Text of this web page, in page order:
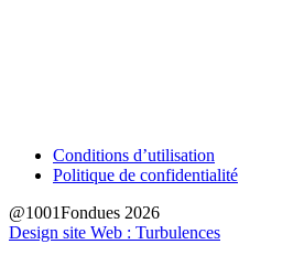
Conditions d’utilisation
Politique de confidentialité
@1001Fondues 2026
Design site Web : Turbulences